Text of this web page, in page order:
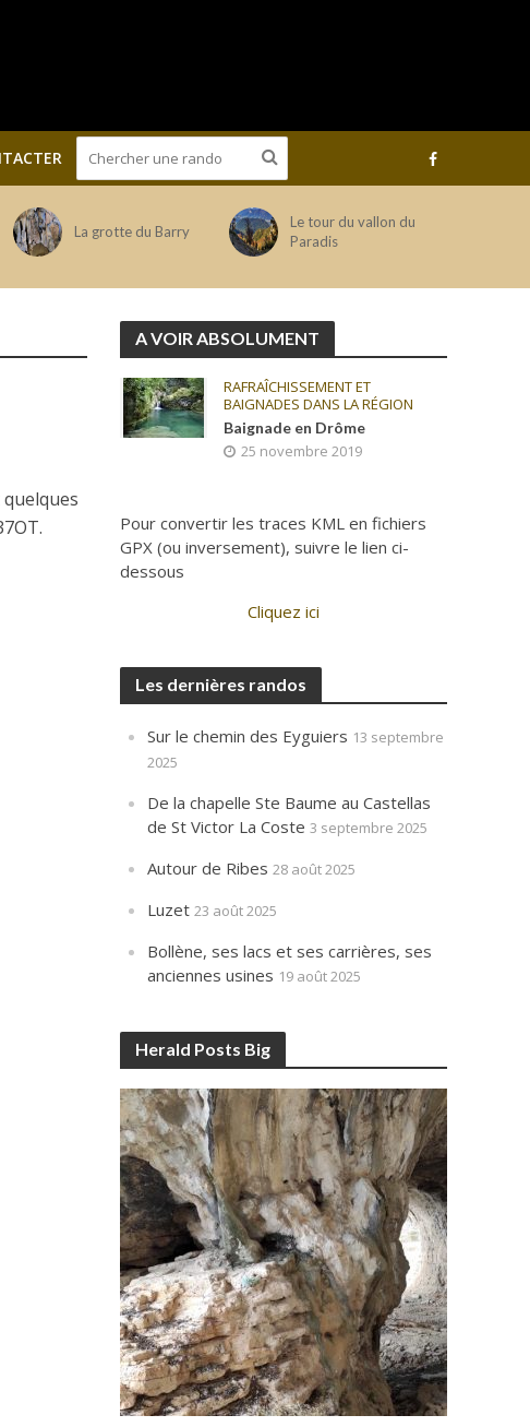
La grotte du Barry
Le tour du vallon du
Paradis
A VOIR ABSOLUMENT
RAFRAÎCHISSEMENT ET
BAIGNADES DANS LA RÉGION
Baignade en Drôme
25 novembre 2019
Pour convertir les traces KML en fichiers
GPX (ou inversement), suivre le lien ci-
dessous
Cliquez ici
Les dernières randos
Sur le chemin des Eyguiers 13 septembre
2025
De la chapelle Ste Baume au Castellas
de St Victor La Coste 3 septembre 2025
Autour de Ribes 28 août 2025
Luzet 23 août 2025
Bollène, ses lacs et ses carrières, ses
anciennes usines 19 août 2025
Herald Posts Big